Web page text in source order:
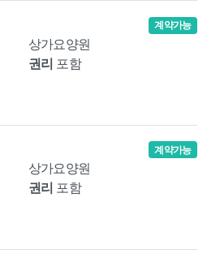
상가요양원
권리 포함
계약가능
상가요양원
권리 포함
계약가능